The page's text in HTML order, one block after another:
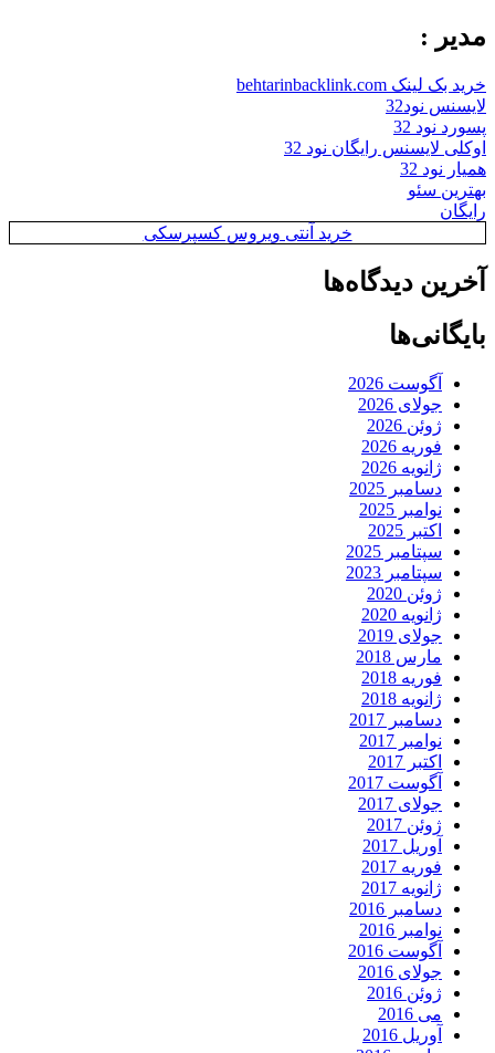
مدیر :
خرید بک لینک behtarinbacklink.com
لایسنس نود32
پسورد نود 32
اوکلی لایسنس رایگان نود 32
همیار نود 32
بهترین سئو
رایگان
خرید آنتی ویروس کسپرسکی
آخرین دیدگاه‌ها
بایگانی‌ها
آگوست 2026
جولای 2026
ژوئن 2026
فوریه 2026
ژانویه 2026
دسامبر 2025
نوامبر 2025
اکتبر 2025
سپتامبر 2025
سپتامبر 2023
ژوئن 2020
ژانویه 2020
جولای 2019
مارس 2018
فوریه 2018
ژانویه 2018
دسامبر 2017
نوامبر 2017
اکتبر 2017
آگوست 2017
جولای 2017
ژوئن 2017
آوریل 2017
فوریه 2017
ژانویه 2017
دسامبر 2016
نوامبر 2016
آگوست 2016
جولای 2016
ژوئن 2016
می 2016
آوریل 2016